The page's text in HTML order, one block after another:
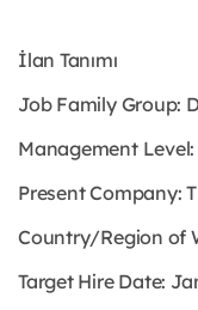
İlan Tanımı
Job Family Group:
Management Level:
Present Company:
Country/Region of
Target Hire Date: